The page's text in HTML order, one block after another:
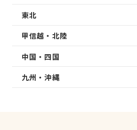
東北
甲信越・北陸
中国・四国
九州・沖縄